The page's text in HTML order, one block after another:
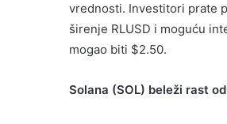
vrednosti. Investitori prate
širenje RLUSD i moguću
mogao biti $2.50.
Solana (SOL) beleži rast od